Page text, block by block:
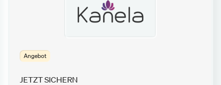
Angebot
JETZT SICHERN